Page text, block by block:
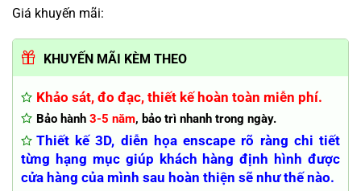
Giá khuyến mãi:
KHUYẾN MÃI KÈM THEO
Khảo sát, đo đạc, thiết kế hoàn toàn miễn phí.
Bảo hành 3-5 năm, bảo trì nhanh trong ngày.
Thiết kế 3D, diễn họa enscape rõ ràng chi tiết
từng hạng mục giúp khách hàng định hình được
cửa hàng của mình sau hoàn thiện sẽ như thế nào.